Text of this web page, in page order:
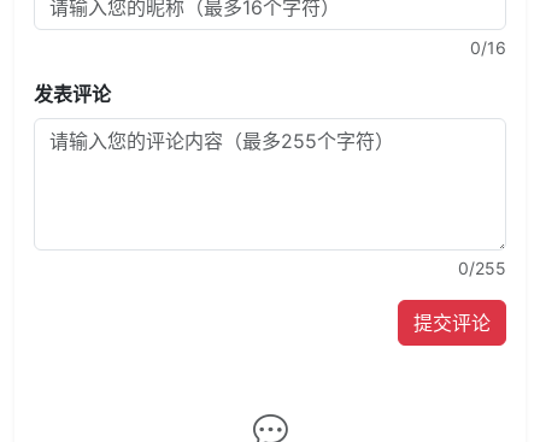
0/16
发表评论
0/255
提交评论